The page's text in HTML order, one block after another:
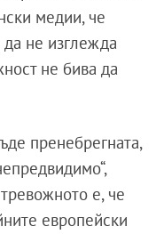
медии, че
не изглежда
не бива да
пренебрегната,
е, че
европейски